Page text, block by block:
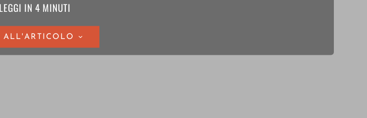
LEGGI IN 4 MINUTI
ALL'ARTICOLO